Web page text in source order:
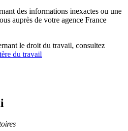
des informations inexactes ou une
auprès de votre agence France
le droit du travail, consultez
du travail